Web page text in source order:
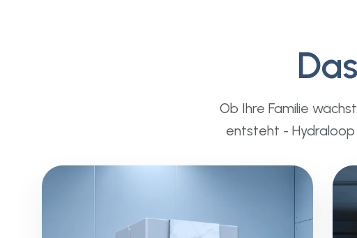
Ob Ihre Familie
entsteht -